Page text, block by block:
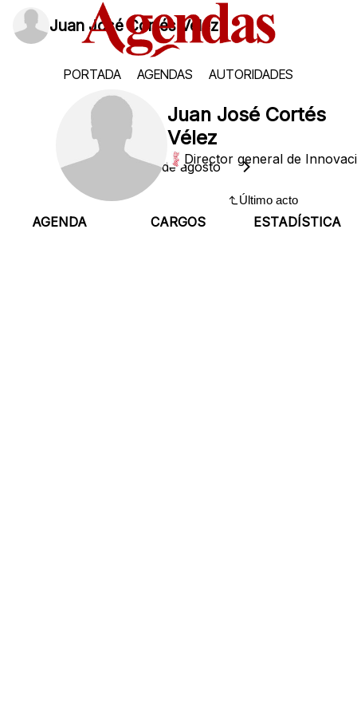
Juan José Cortés Vélez
PORTADA AGENDAS AUTORIDADES
Juan José Cortés
Vélez
Director general de
AGENDA CARGOS ESTADÍSTICA
Jueves, 6 de agosto
Último acto